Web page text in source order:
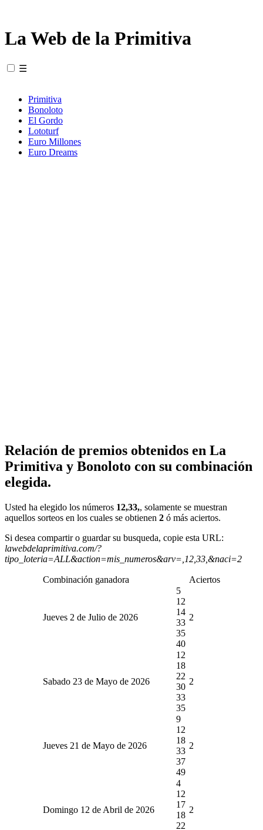
La Web de la Primitiva
☰
Primitiva
Bonoloto
El Gordo
Lototurf
Euro Millones
Euro Dreams
Relación de premios obtenidos en La
Primitiva y Bonoloto con su combinación
elegida.
Usted ha elegido los números 12,33,, solamente se muestran
aquellos sorteos en los cuales se obtienen 2 ó más aciertos.
Si desea compartir o guardar su busqueda, copie esta URL:
lawebdelaprimitiva.com/?
tipo_loteria=ALL&action=mis_numeros&arv=,12,33,&naci=2
Combinación ganadora Aciertos
Jueves 2 de Julio de 2026
5
12
14
33
35
40
2
Sabado 23 de Mayo de 2026
12
18
22
30
33
35
2
Jueves 21 de Mayo de 2026
9
12
18
33
37
49
2
Domingo 12 de Abril de 2026
4
12
17
18
22
2